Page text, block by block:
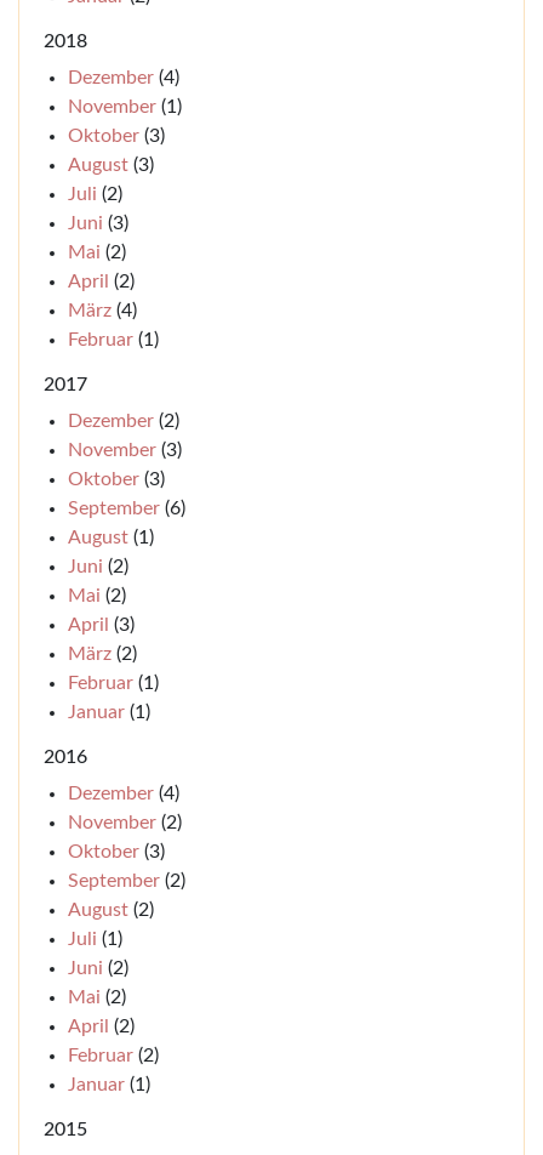
2018
Dezember (4)
November (1)
Oktober (3)
August (3)
Juli (2)
Juni (3)
Mai (2)
April (2)
März (4)
Februar (1)
2017
Dezember (2)
November (3)
Oktober (3)
September (6)
August (1)
Juni (2)
Mai (2)
April (3)
März (2)
Februar (1)
Januar (1)
2016
Dezember (4)
November (2)
Oktober (3)
September (2)
August (2)
Juli (1)
Juni (2)
Mai (2)
April (2)
Februar (2)
Januar (1)
2015